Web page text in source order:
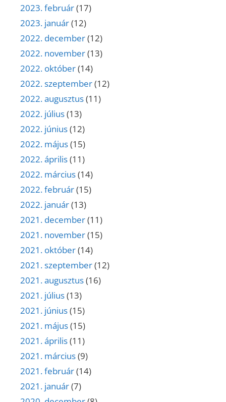
2023. február(17)
2023. január(12)
2022. december(12)
2022. november(13)
2022. október(14)
2022. szeptember(12)
2022. augusztus(11)
2022. július(13)
2022. június(12)
2022. május(15)
2022. április(11)
2022. március(14)
2022. február(15)
2022. január(13)
2021. december(11)
2021. november(15)
2021. október(14)
2021. szeptember(12)
2021. augusztus(16)
2021. július(13)
2021. június(15)
2021. május(15)
2021. április(11)
2021. március(9)
2021. február(14)
2021. január(7)